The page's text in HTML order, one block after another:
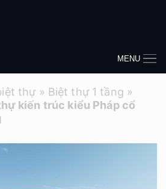
MENU
thự» Biệt thự 1 tầng »
kiến trúc kiểu Pháp cổ